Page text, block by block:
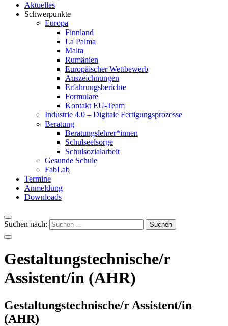
Aktuelles
Schwerpunkte
Europa
Finnland
La Palma
Malta
Rumänien
Europäischer Wettbewerb
Auszeichnungen
Erfahrungsberichte
Formulare
Kontakt EU-Team
Industrie 4.0 – Digitale Fertigungsprozesse
Beratung
Beratungslehrer*innen
Schulseelsorge
Schulsozialarbeit
Gesunde Schule
FabLab
Termine
Anmeldung
Downloads
Suchen nach:
Gestaltungstechnische/r
Assistent/in (AHR)
Gestaltungstechnische/r Assistent/in
(AHR)